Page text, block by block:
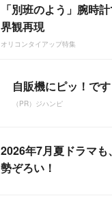
「別班のよう」腕時
界観再現
オリコンタイアップ特集
自販機にピッ！で
（PR）ジハンピ
2026年7月夏ドラマ
勢ぞろい！